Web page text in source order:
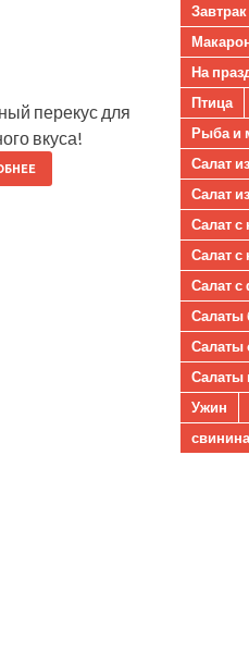
перекус для
вкуса!
Завтрак
На
Птица
Рыба и
Салат
Салат
Салат с
Салат с
Салат
Салаты
Салаты
Ужин
свинина